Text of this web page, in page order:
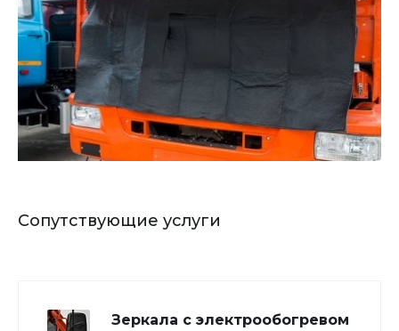
Сопутствующие услуги
Зеркала с электрообогревом